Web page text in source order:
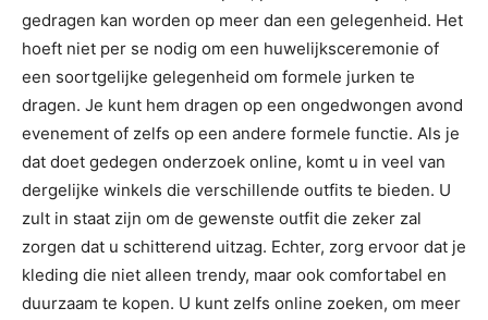
gedragen kan worden op meer dan een gelegenheid. Het
hoeft niet per se nodig om een huwelijksceremonie of
een soortgelijke gelegenheid om formele jurken te
dragen. Je kunt hem dragen op een ongedwongen avond
evenement of zelfs op een andere formele functie. Als je
dat doet gedegen onderzoek online, komt u in veel van
dergelijke winkels die verschillende outfits te bieden. U
zult in staat zijn om de gewenste outfit die zeker zal
zorgen dat u schitterend uitzag. Echter, zorg ervoor dat je
kleding die niet alleen trendy, maar ook comfortabel en
duurzaam te kopen. U kunt zelfs online zoeken, om meer